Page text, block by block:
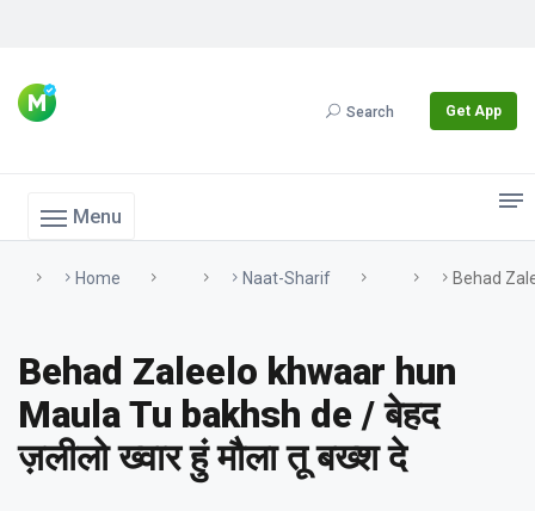
Search Get App
Menu
Home Naat-Sharif Behad
Behad Zaleelo khwaar hun
Maula Tu bakhsh de / बेहद
ज़लीलो ख्वार हुं मौला तू बख्श दे